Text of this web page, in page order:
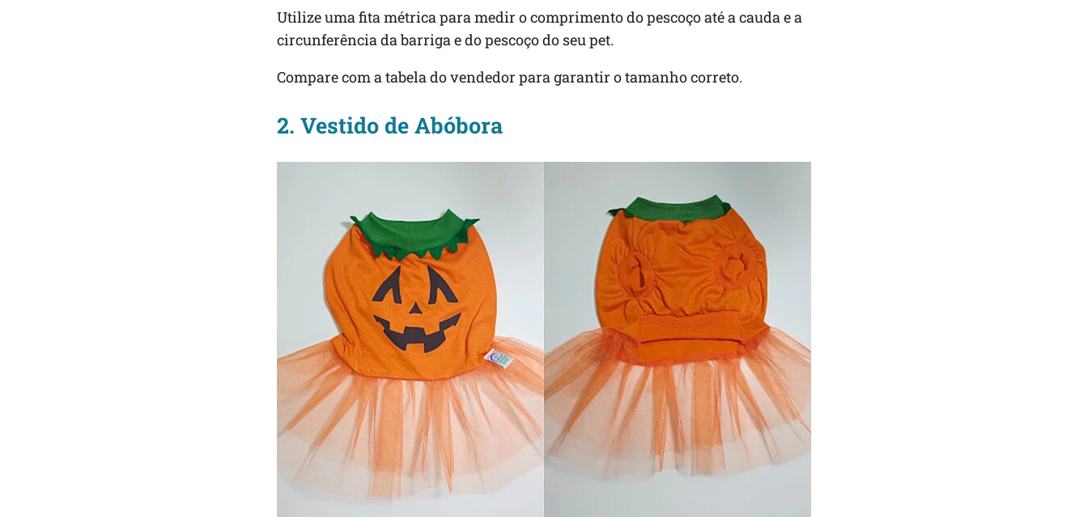
Utilize uma fita métrica para medir o comprimento do pescoço até a cauda e a
circunferência da barriga e do pescoço do seu pet.
Compare com a tabela do vendedor para garantir o tamanho correto.
2. Vestido de Abóbora